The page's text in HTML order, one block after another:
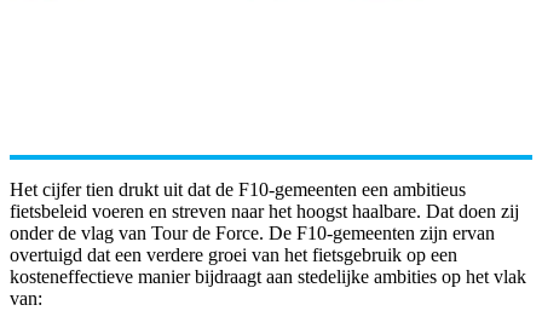
Het cijfer tien drukt uit dat de F10-gemeenten een ambitieus
fietsbeleid voeren en streven naar het hoogst haalbare. Dat doen zij
onder de vlag van Tour de Force. De F10-gemeenten zijn ervan
overtuigd dat een verdere groei van het fietsgebruik op een
kosteneffectieve manier bijdraagt aan stedelijke ambities op het vlak
van: